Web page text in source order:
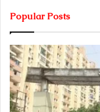
Popular Posts